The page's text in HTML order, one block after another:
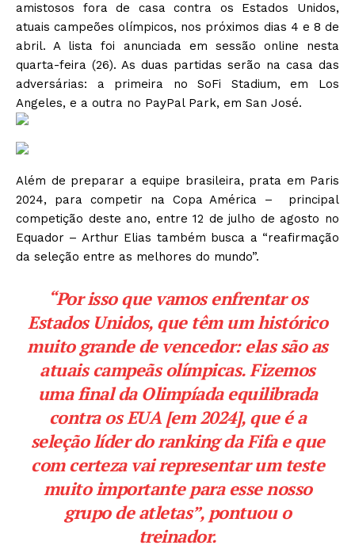
amistosos fora de casa contra os Estados Unidos,
atuais campeões olímpicos, nos próximos dias 4 e 8 de
abril. A lista foi anunciada em sessão online nesta
quarta-feira (26). As duas partidas serão na casa das
adversárias: a primeira no SoFi Stadium, em Los
Angeles, e a outra no PayPal Park, em San José.
Além de preparar a equipe brasileira, prata em Paris
2024, para competir na Copa América – principal
competição deste ano, entre 12 de julho de agosto no
Equador – Arthur Elias também busca a “reafirmação
da seleção entre as melhores do mundo”.
“Por isso que vamos enfrentar os
Estados Unidos, que têm um histórico
muito grande de vencedor: elas são as
atuais campeãs olímpicas. Fizemos
uma final da Olimpíada equilibrada
contra os EUA [em 2024], que é a
seleção líder do ranking da Fifa e que
com certeza vai representar um teste
muito importante para esse nosso
grupo de atletas”, pontuou o
treinador.